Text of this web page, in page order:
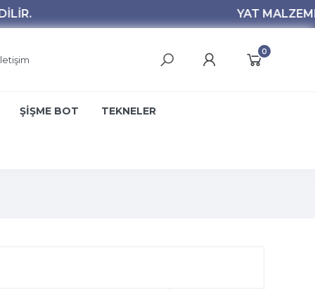
0
ŞİŞME BOT TEKNELER